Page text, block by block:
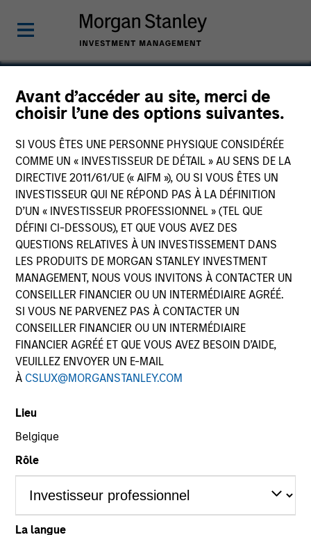
Avant d’accéder au site, merci de
choisir l’une des options suivantes.
SI VOUS ÊTES UNE PERSONNE PHYSIQUE CONSIDÉRÉE
COMME UN « INVESTISSEUR DE DÉTAIL » AU SENS DE LA
DIRECTIVE 2011/61/UE (« AIFM »), OU SI VOUS ÊTES UN
INVESTISSEUR QUI NE RÉPOND PAS À LA DÉFINITION
D’UN « INVESTISSEUR PROFESSIONNEL » (TEL QUE
DÉFINI CI-DESSOUS), ET QUE VOUS AVEZ DES
QUESTIONS RELATIVES À UN INVESTISSEMENT DANS
LES PRODUITS DE MORGAN STANLEY INVESTMENT
MANAGEMENT, NOUS VOUS INVITONS À CONTACTER UN
CONSEILLER FINANCIER OU UN INTERMÉDIAIRE AGRÉÉ.
SI VOUS NE PARVENEZ PAS À CONTACTER UN
CONSEILLER FINANCIER OU UN INTERMÉDIAIRE
FINANCIER AGRÉÉ ET QUE VOUS AVEZ BESOIN D’AIDE,
VEUILLEZ ENVOYER UN E-MAIL
À CSLUX@MORGANSTANLEY.COM
Lieu
Belgique
Rôle
La langue
McKechnie Aerospace
SECTOR
Industrial Services
COUNTRY
United States